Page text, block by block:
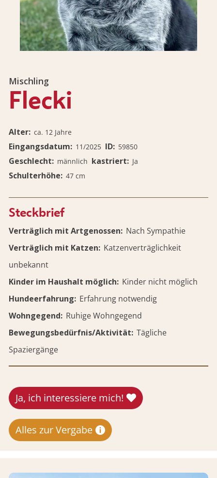
Mischling
Flecki
Alter ca. 12 Jahre
Eingangsdatum 11/2025 ID 59850
Geschlecht männlich kastriert Ja
Schulterhöhe 47 cm
Steckbrief
Verträglich mit Artgenossen Nach Sympathie
Verträglich mit Katzen Katzenverträglichkeit
unbekannt
Kinder im Haushalt möglich Kinder nicht möglich
Hundeerfahrung Erfahrung notwendig
Wohngegend Ruhige Wohngegend
Bewegungsbedürfnis/Aktivität Tägliche
Spaziergänge
Ja, ich interessiere mich!
Alles zur Vergabe